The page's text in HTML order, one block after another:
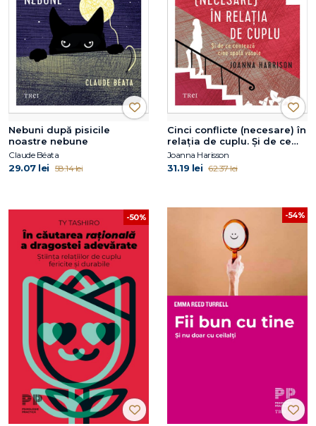
Nebuni după pisicile
noastre nebune
Claude Béata
29.07 lei 58.14 lei
Cinci conflicte (necesare) în
relația de cuplu. Și de ce
contează cine spală vasele
Joanna Harisson
31.19 lei 62.37 lei
-50% -54%